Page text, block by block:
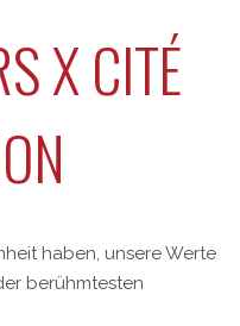
X CITÉ
haben, unsere Werte
berühmtesten